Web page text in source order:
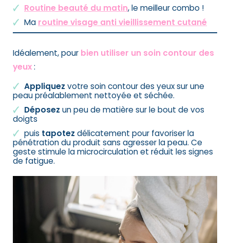
Routine beauté du matin, le meilleur combo !
Ma routine visage anti vieillissement cutané
Idéalement, pour bien utiliser un soin contour des
yeux:
Appliquez votre soin contour des yeux sur une
peau préalablement nettoyée et séchée.
Déposez un peu de matière sur le bout de vos
doigts
puis tapotez délicatement pour favoriser la
pénétration du produit sans agresser la peau. Ce
geste stimule la microcirculation et réduit les signes
de fatigue.